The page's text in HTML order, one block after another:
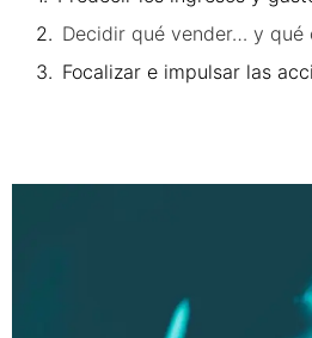
Decidir qué vender… y qué
Focalizar e impulsar las